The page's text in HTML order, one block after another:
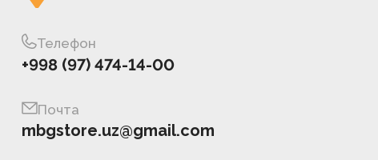
Телефон
+998 (97) 474-14-00
Почта
mbgstore.uz@gmail.com